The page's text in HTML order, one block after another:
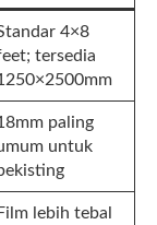
4×8
tersedia
paling
untuk
Film lebih tebal